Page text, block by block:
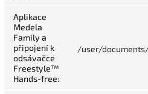
Aplikace
Medela
Family a
připojení k
odsávačce
Freestyle™
Hands-free:
/user/